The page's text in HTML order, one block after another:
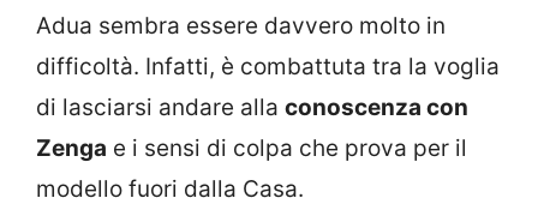
Adua sembra essere davvero molto in
difficoltà. Infatti, è combattuta tra la voglia
di lasciarsi andare alla conoscenza con
Zenga e i sensi di colpa che prova per il
modello fuori dalla Casa.